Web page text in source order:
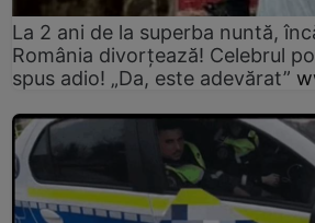
La 2 ani de la superba nuntă,
România divorțează! Celebrul
spus adio! „Da, este adevărat”